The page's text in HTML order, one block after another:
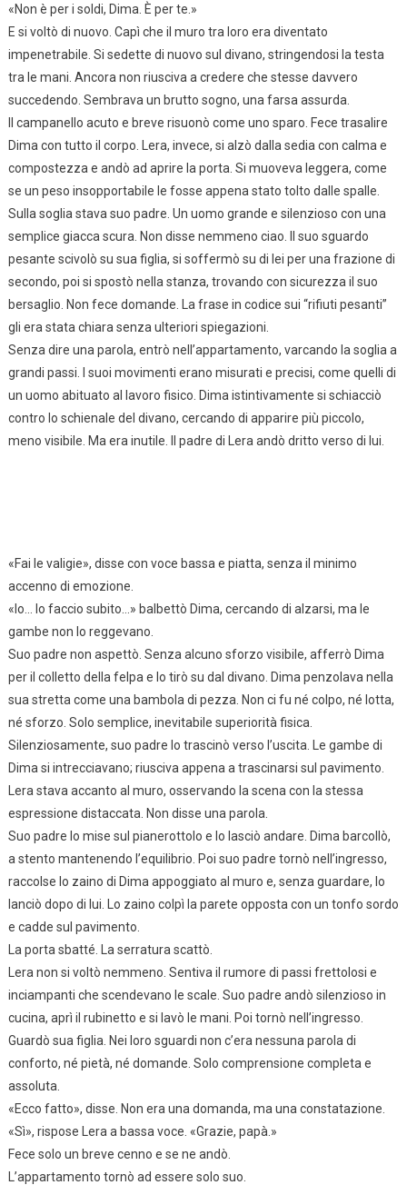
«Non è per i soldi, Dima. È per te.»
E si voltò di nuovo. Capì che il muro tra loro era diventato
impenetrabile. Si sedette di nuovo sul divano, stringendosi la testa
tra le mani. Ancora non riusciva a credere che stesse davvero
succedendo. Sembrava un brutto sogno, una farsa assurda.
Il campanello acuto e breve risuonò come uno sparo. Fece trasalire
Dima con tutto il corpo. Lera, invece, si alzò dalla sedia con calma e
compostezza e andò ad aprire la porta. Si muoveva leggera, come
se un peso insopportabile le fosse appena stato tolto dalle spalle.
Sulla soglia stava suo padre. Un uomo grande e silenzioso con una
semplice giacca scura. Non disse nemmeno ciao. Il suo sguardo
pesante scivolò su sua figlia, si soffermò su di lei per una frazione di
secondo, poi si spostò nella stanza, trovando con sicurezza il suo
bersaglio. Non fece domande. La frase in codice sui “rifiuti pesanti”
gli era stata chiara senza ulteriori spiegazioni.
Senza dire una parola, entrò nell’appartamento, varcando la soglia a
grandi passi. I suoi movimenti erano misurati e precisi, come quelli di
un uomo abituato al lavoro fisico. Dima istintivamente si schiacciò
contro lo schienale del divano, cercando di apparire più piccolo,
meno visibile. Ma era inutile. Il padre di Lera andò dritto verso di lui.
«Fai le valigie», disse con voce bassa e piatta, senza il minimo
accenno di emozione.
«Io… lo faccio subito…» balbettò Dima, cercando di alzarsi, ma le
gambe non lo reggevano.
Suo padre non aspettò. Senza alcuno sforzo visibile, afferrò Dima
per il colletto della felpa e lo tirò su dal divano. Dima penzolava nella
sua stretta come una bambola di pezza. Non ci fu né colpo, né lotta,
né sforzo. Solo semplice, inevitabile superiorità fisica.
Silenziosamente, suo padre lo trascinò verso l’uscita. Le gambe di
Dima si intrecciavano; riusciva appena a trascinarsi sul pavimento.
Lera stava accanto al muro, osservando la scena con la stessa
espressione distaccata. Non disse una parola.
Suo padre lo mise sul pianerottolo e lo lasciò andare. Dima barcollò,
a stento mantenendo l’equilibrio. Poi suo padre tornò nell’ingresso,
raccolse lo zaino di Dima appoggiato al muro e, senza guardare, lo
lanciò dopo di lui. Lo zaino colpì la parete opposta con un tonfo sordo
e cadde sul pavimento.
La porta sbatté. La serratura scattò.
Lera non si voltò nemmeno. Sentiva il rumore di passi frettolosi e
inciampanti che scendevano le scale. Suo padre andò silenzioso in
cucina, aprì il rubinetto e si lavò le mani. Poi tornò nell’ingresso.
Guardò sua figlia. Nei loro sguardi non c’era nessuna parola di
conforto, né pietà, né domande. Solo comprensione completa e
assoluta.
«Ecco fatto», disse. Non era una domanda, ma una constatazione.
«Sì», rispose Lera a bassa voce. «Grazie, papà.»
Fece solo un breve cenno e se ne andò.
L’appartamento tornò ad essere solo suo.